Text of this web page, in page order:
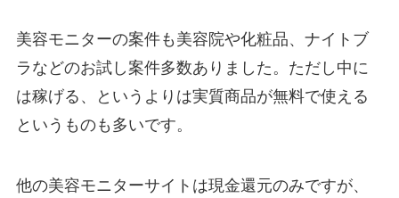
美容モニターの案件も美容院や化粧品、ナイトブ
ラなどのお試し案件多数ありました。ただし中に
は稼げる、というよりは実質商品が無料で使える
というものも多いです。
他の美容モニターサイトは現金還元のみですが、